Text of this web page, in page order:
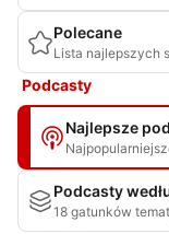
Polecane
Lista najlepszych
Podcasty
Najlepsze
Podcasty
18 gatunków